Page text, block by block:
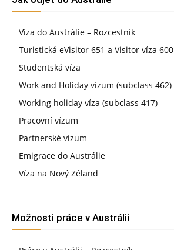
Víza do Austrálie – Rozcestník
Turistická eVisitor 651 a Visitor víza 600
Studentská víza
Work and Holiday vízum (subclass 462)
Working holiday víza (subclass 417)
Pracovní vízum
Partnerské vízum
Emigrace do Austrálie
Víza na Nový Zéland
Možnosti práce v Austrálii